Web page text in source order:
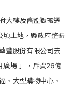
大樓及舊監獄搬遷
頃土地，縣政府整體
豐股份有限公司去
廣場 」，斥資26億
、大型購物中心、